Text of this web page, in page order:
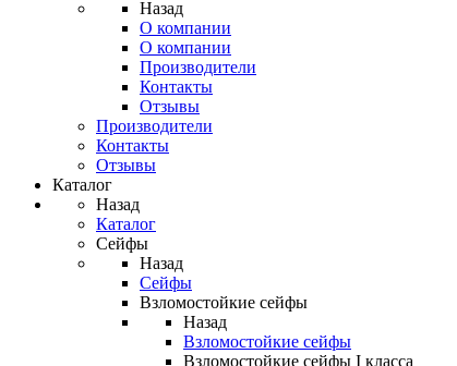
Назад
О компании
О компании
Производители
Контакты
Отзывы
Производители
Контакты
Отзывы
Каталог
Назад
Каталог
Сейфы
Назад
Сейфы
Взломостойкие сейфы
Назад
Взломостойкие сейфы
Взломостойкие сейфы I класса